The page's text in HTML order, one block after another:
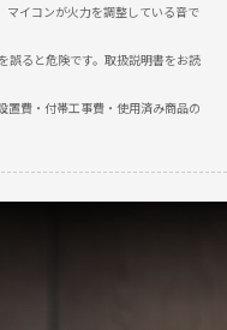
マイコンが火力を調整している音で
誤ると危険です。取扱説明書をお読
費・付帯工事費・使用済み商品の